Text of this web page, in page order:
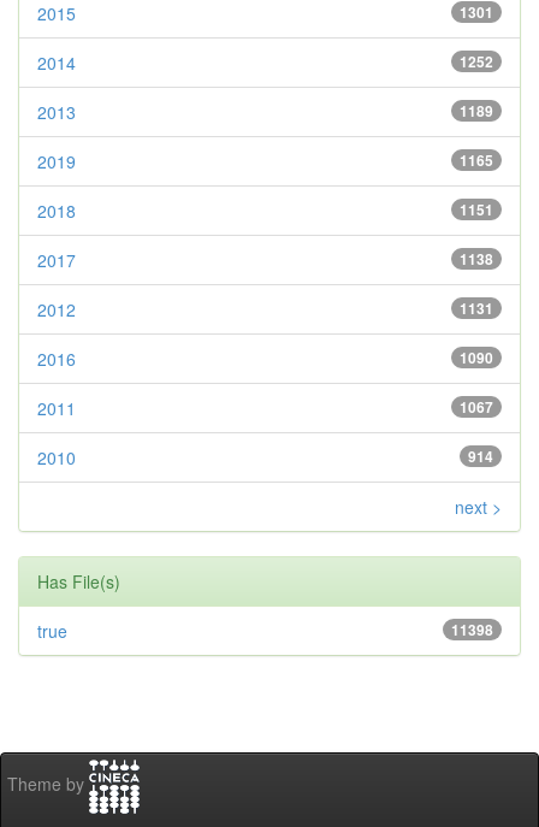
1301
2015
1252
2014
1189
2013
1165
2019
1151
2018
1138
2017
1131
2012
1090
2016
1067
2011
914
2010
next >
Has File(s)
11398
true
Theme by